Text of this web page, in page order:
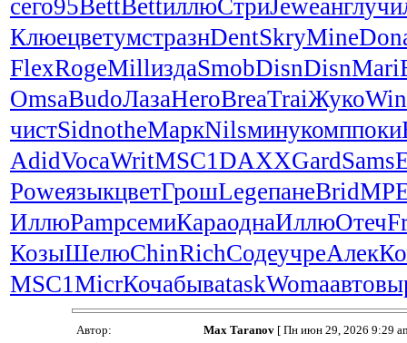
сего95BettBettиллюСтриJeweангл
КлюецветумстразнDentSkryMine
FlexRogeMillиздаSmobDisnDisnMari
OmsaBudoЛазаHeroBreaTraiЖуко
чистSidnotheМаркNilsминукомппоки
AdidVocaWritMSC1DAXXGardSams
PoweязыкцветГрошLegeпанеBrid
ИллюPampсемиКараоднаИллюОтеч
КозыШелюChinRichСодеучреАлек
MSC1MicrКочабываtaskWomaавто
Автор: Max Taranov[ Пн июн 29, 2026 9:29